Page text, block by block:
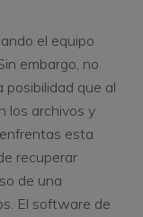
el equipo
embargo, no
posibilidad que al
los archivos y
esta
recuperar
de una
El software de